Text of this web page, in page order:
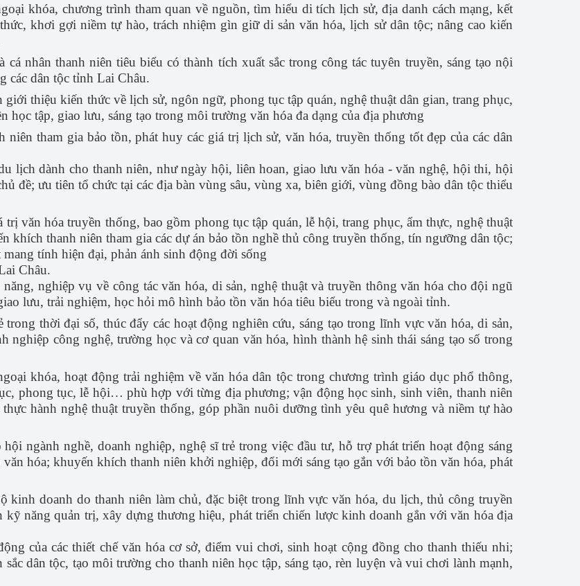
khóa, chương trình tham quan về nguồn, tìm hiểu di tích lịch sử, địa danh cách mạng, kết
khơi gợi niềm tự hào, trách nhiệm gìn giữ di sản văn hóa, lịch sử dân tộc; nâng cao kiến
nhân thanh niên tiêu biểu có thành tích xuất sắc trong công tác tuyên truyền, sáng tạo nội
các dân tộc tỉnh Lai Châu.
thiệu kiến thức về lịch sử, ngôn ngữ, phong tục tập quán, nghệ thuật dân gian, trang phục,
học tập, giao lưu, sáng tạo trong môi trường văn hóa đa dạng của địa phương
tham gia bảo tồn, phát huy các giá trị lịch sử, văn hóa, truyền thống tốt đẹp của các dân
lịch dành cho thanh niên, như ngày hội, liên hoan, giao lưu văn hóa - văn nghệ, hội thi, hội
đề; ưu tiên tổ chức tại các địa bàn vùng sâu, vùng xa, biên giới, vùng đồng bào dân tộc thiểu
văn hóa truyền thống, bao gồm phong tục tập quán, lễ hội, trang phục, ẩm thực, nghệ thuật
khích thanh niên tham gia các dự án bảo tồn nghề thủ công truyền thống, tín ngưỡng dân tộc;
tính hiện đại, phản ánh sinh động đời sống
Châu.
nghiệp vụ về công tác văn hóa, di sản, nghệ thuật và truyền thông văn hóa cho đội ngũ
lưu, trải nghiệm, học hỏi mô hình bảo tồn văn hóa tiêu biểu trong và ngoài tỉnh.
thời đại số, thúc đẩy các hoạt động nghiên cứu, sáng tạo trong lĩnh vực văn hóa, di sản,
nghiệp công nghệ, trường học và cơ quan văn hóa, hình thành hệ sinh thái sáng tạo số trong
khóa, hoạt động trải nghiệm về văn hóa dân tộc trong chương trình giáo dục phổ thông,
phong tục, lễ hội… phù hợp với từng địa phương; vận động học sinh, sinh viên, thanh niên
hành nghệ thuật truyền thống, góp phần nuôi dưỡng tình yêu quê hương và niềm tự hào
ngành nghề, doanh nghiệp, nghệ sĩ trẻ trong việc đầu tư, hỗ trợ phát triển hoạt động sáng
hóa; khuyến khích thanh niên khởi nghiệp, đổi mới sáng tạo gắn với bảo tồn văn hóa, phát
kinh doanh do thanh niên làm chủ, đặc biệt trong lĩnh vực văn hóa, du lịch, thủ công truyền
năng quản trị, xây dựng thương hiệu, phát triển chiến lược kinh doanh gắn với văn hóa địa
của các thiết chế văn hóa cơ sở, điểm vui chơi, sinh hoạt cộng đồng cho thanh thiếu nhi;
dân tộc, tạo môi trường cho thanh niên học tập, sáng tạo, rèn luyện và vui chơi lành mạnh,